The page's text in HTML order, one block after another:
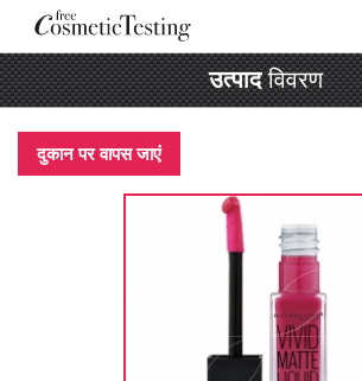
उत्पादविवरण
दुकान पर वापस जाएं